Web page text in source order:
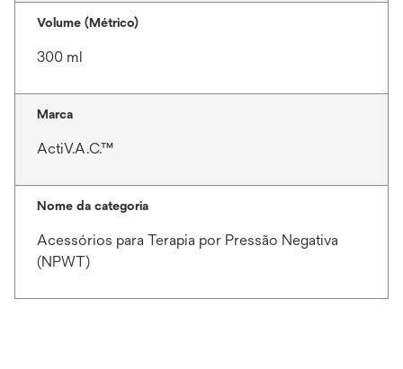
Volume (Métrico)
300 ml
Marca
ActiV.A.C.™
Nome da categoria
Acessórios para Terapia por Pressão Negativa
(NPWT)